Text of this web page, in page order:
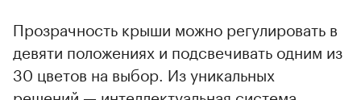
Прозрачность крыши можно регулировать в
девяти положениях и подсвечивать одним из
30 цветов на выбор. Из уникальных